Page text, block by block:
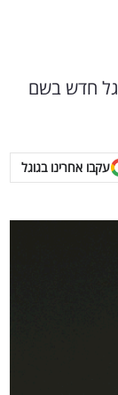
חדש בשם
עקבו אחרינו בגוגל